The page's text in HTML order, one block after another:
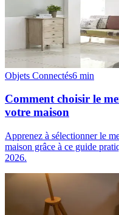
Objets Connectés6 min
Comment choisir le
votre maison
Apprenez à sélectionner le
maison grâce à ce guide
2026.